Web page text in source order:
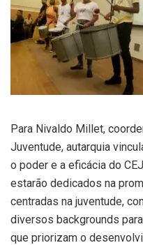
Para Nivaldo Millet,
Juventude, autarquia
o poder e a eficácia do
estarão dedicados na
centradas na juventude,
diversos backgrounds
que priorizam o